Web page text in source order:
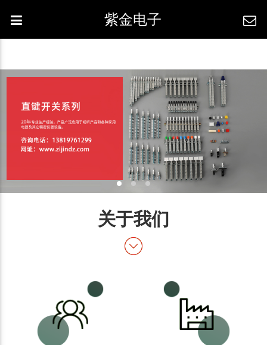
紫金电子
关于我们